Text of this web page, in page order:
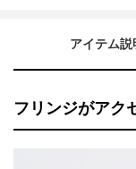
アイテム説
フリンジがアク